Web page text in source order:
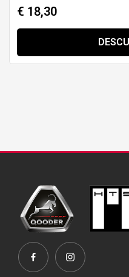
€ 18,30